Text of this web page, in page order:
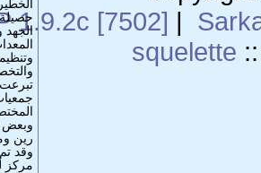
الجهد
تبرعت
وبعض
رين
وقد
مركز
1.9.2c [7502] |
squelette